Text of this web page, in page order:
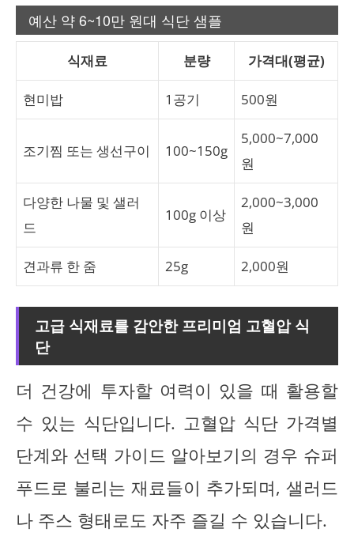
예산 약 6~10만 원대 식단 샘플
식재료 분량 가격대(평균)
현미밥 1공기 500원
조기찜 또는 생선구이 100~150g
5,000~7,000
원
다양한 나물 및 샐러
드
100g 이상
2,000~3,000
원
견과류 한 줌 25g 2,000원
고급 식재료를 감안한 프리미엄 고혈압 식
단
더 건강에 투자할 여력이 있을 때 활용할
수 있는 식단입니다. 고혈압 식단 가격별
단계와 선택 가이드 알아보기의 경우 슈퍼
푸드로 불리는 재료들이 추가되며, 샐러드
나 주스 형태로도 자주 즐길 수 있습니다.